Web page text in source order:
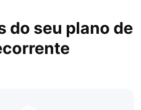
do seu plano de